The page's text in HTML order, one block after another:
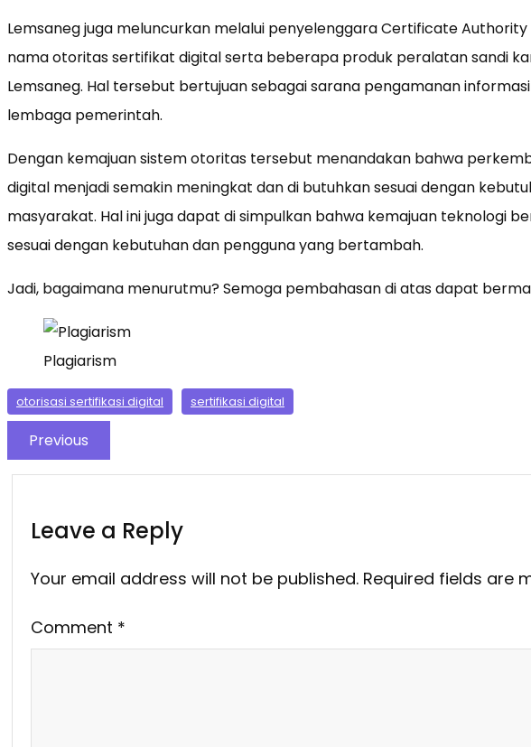
Lemsaneg juga meluncurkan melalui penyelenggara Certificate
nama otoritas sertifikat digital serta beberapa produk peralatan sandi
Lemsaneg. Hal tersebut bertujuan sebagai sarana pengamanan
lembaga pemerintah.
Dengan kemajuan sistem otoritas tersebut menandakan bahwa
digital menjadi semakin meningkat dan di butuhkan sesuai dengan
masyarakat. Hal ini juga dapat di simpulkan bahwa kemajuan teknologi
sesuai dengan kebutuhan dan pengguna yang bertambah.
Jadi, bagaimana menurutmu? Semoga pembahasan di atas dapat
Plagiarism
otorisasi sertifikasi digital sertifikasi digital
Previous
Leave a Reply
Your email address will not be published. Required fields are
Comment *